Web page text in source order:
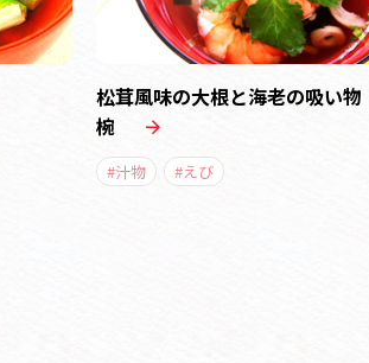
松茸風味の大根と海老の吸い物
椀
#汁物 #えび